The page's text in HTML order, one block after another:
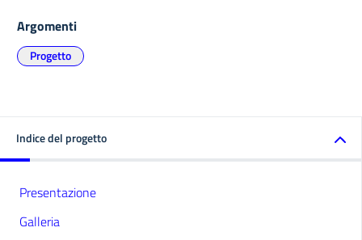
Argomenti
Progetto
Indice del progetto
Presentazione
Galleria